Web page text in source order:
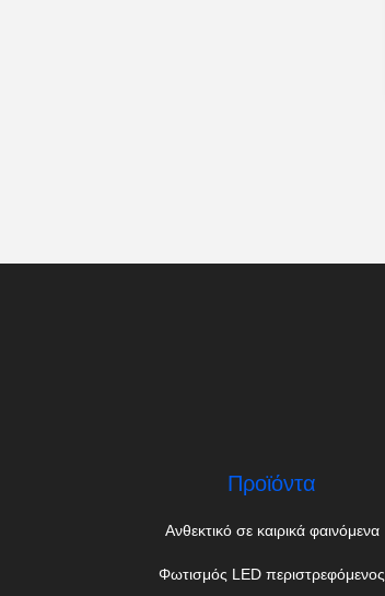
Προϊόντα
Ανθεκτικό σε καιρικά φαινόμενα
Φωτισμός LED περιστρεφόμενος